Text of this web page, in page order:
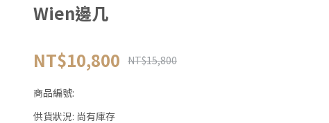
Wien邊几
NT$10,800 NT$15,800
商品編號:
供貨狀況: 尚有庫存